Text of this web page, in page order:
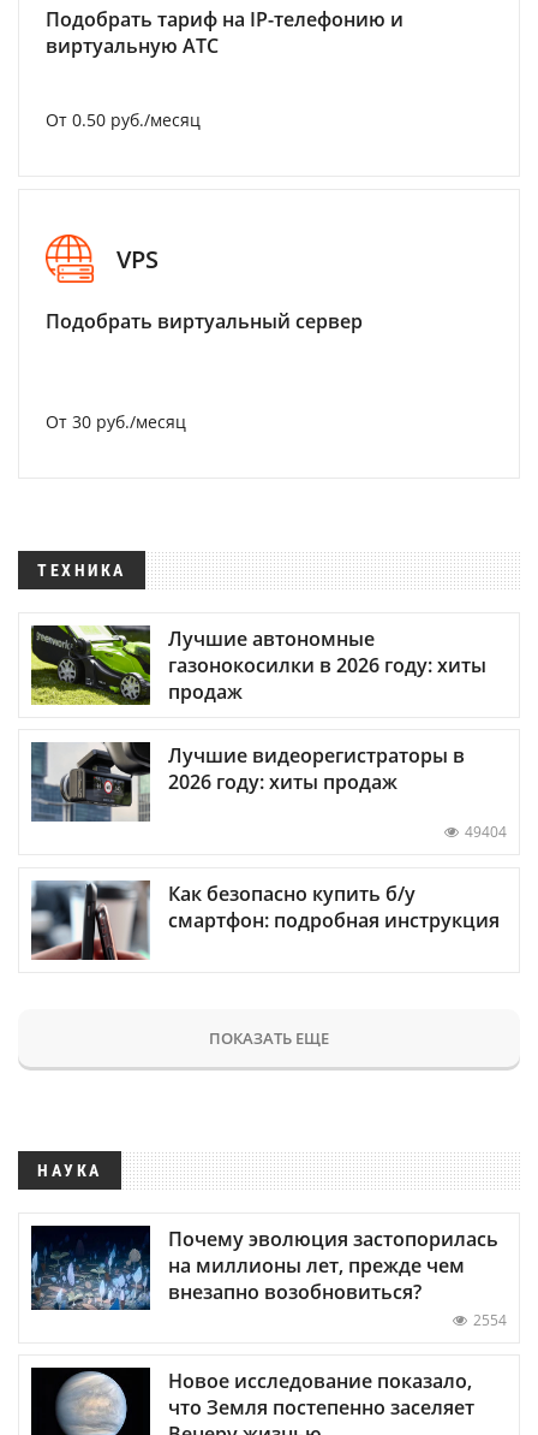
Подобрать тариф на IP-телефонию и
виртуальную АТС
От 0.50 руб./месяц
VPS
Подобрать виртуальный сервер
От 30 руб./месяц
ТЕХНИКА
Лучшие автономные
газонокосилки в 2026 году: хиты
продаж
Лучшие видеорегистраторы в
2026 году: хиты продаж
49404
Как безопасно купить б/у
смартфон: подробная инструкция
ПОКАЗАТЬ ЕЩЕ
НАУКА
Почему эволюция застопорилась
на миллионы лет, прежде чем
внезапно возобновиться?
2554
Новое исследование показало,
что Земля постепенно заселяет